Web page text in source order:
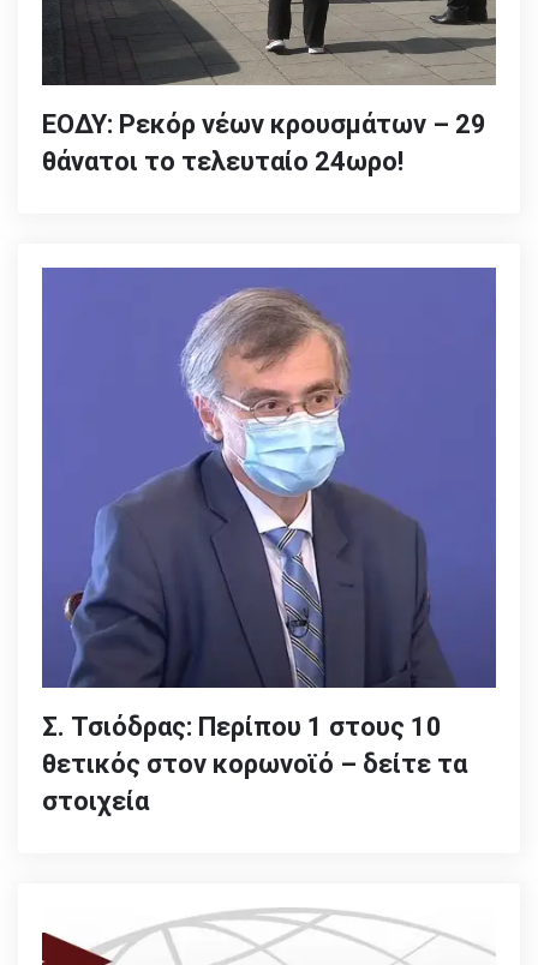
ΕΟΔΥ: Ρεκόρ νέων κρουσμάτων – 29
θάνατοι το τελευταίο 24ωρο!
Σ. Τσιόδρας: Περίπου 1 στους 10
θετικός στον κορωνοϊό – δείτε τα
στοιχεία